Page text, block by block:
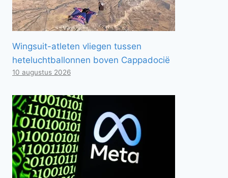
Wingsuit-atleten vliegen tussen
heteluchtballonnen boven Cappadocië
10 augustus 2026